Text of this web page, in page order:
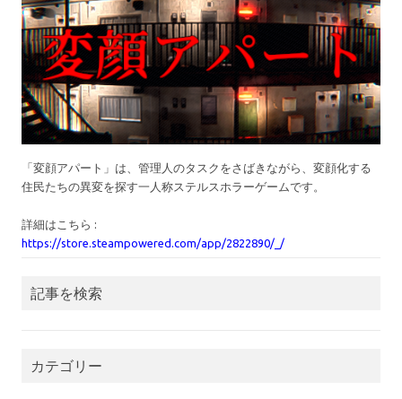
「変顔アパート」は、管理人のタスクをさばきながら、変顔化する
住民たちの異変を探す一人称ステルスホラーゲームです。
詳細はこちら :
https://store.steampowered.com/app/2822890/_/
記事を検索
カテゴリー